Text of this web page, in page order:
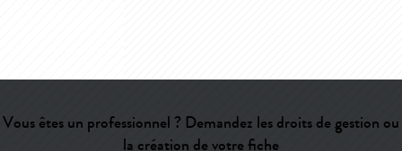
Vous êtes un professionnel ? Demandez les droits de gestion ou
la création de votre fiche